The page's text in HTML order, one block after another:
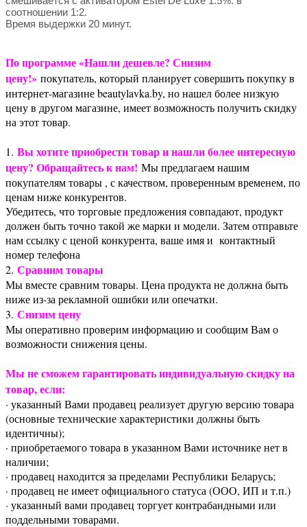
соотношении 1:2.
Время выдержки 20 минут.
По программе «Нашли дешевле? Снизим
цену!» покупатель, который планирует совершить покупку в
интернет-магазине beautylavka.by, но нашел более низкую
цену в другом магазине, имеет возможность получить скидку
на этот товар.
1. Вы хотите приобрести товар и нашли более интересную
цену? Обращайтесь к нам! Мы предлагаем нашим
покупателям товары , с качеством, проверенным временем, по
ценам ниже конкурентов.
Убедитесь, что торговые предложения совпадают, продукт
должен быть точно такой же марки и модели. Затем отправьте
нам ссылку с ценой конкурента, ваше имя и контактный
номер телефона
2. Сравним товары
Мы вместе сравним товары. Цена продукта не должна быть
ниже из-за рекламной ошибки или опечатки.
3. Снизим цену
Мы оперативно проверим информацию и сообщим Вам о
возможности снижения цены.
Мы не сможем гарантировать индивидуальную скидку на
товар, если:
· указанный Вами продавец реализует другую версию товара
(основные технические характеристики должны быть
идентичны);
· приобретаемого товара в указанном Вами источнике нет в
наличии;
· продавец находится за пределами Республики Беларусь;
· продавец не имеет официального статуса (ООО, ИП и т.п.)
· указанный вами продавец торгует контрабандными или
поддельными товарами.